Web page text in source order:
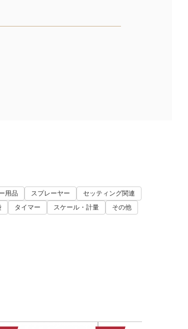
用品 スプレーヤー
セッティング関連
タイマー スケール・計量
その他